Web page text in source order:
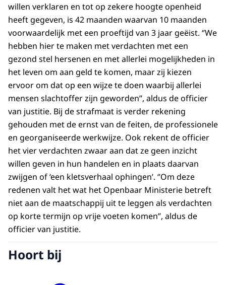
willen verklaren en tot op zekere hoogte openheid
heeft gegeven, is 42 maanden waarvan 10 maanden
voorwaardelijk met een proeftijd van 3 jaar geëist. ‘’We
hebben hier te maken met verdachten met een
gezond stel hersenen en met allerlei mogelijkheden in
het leven om aan geld te komen, maar zij kiezen
ervoor om dat op een wijze te doen waarbij allerlei
mensen slachtoffer zijn geworden’’, aldus de officier
van justitie. Bij de strafmaat is verder rekening
gehouden met de ernst van de feiten, de professionele
en georganiseerde werkwijze. Ook rekent de officier
het vier verdachten zwaar aan dat ze geen inzicht
willen geven in hun handelen en in plaats daarvan
zwijgen of ‘een kletsverhaal ophingen’. ‘’Om deze
redenen valt het wat het Openbaar Ministerie betreft
niet aan de maatschappij uit te leggen als verdachten
op korte termijn op vrije voeten komen’’, aldus de
officier van justitie.
Hoort bij